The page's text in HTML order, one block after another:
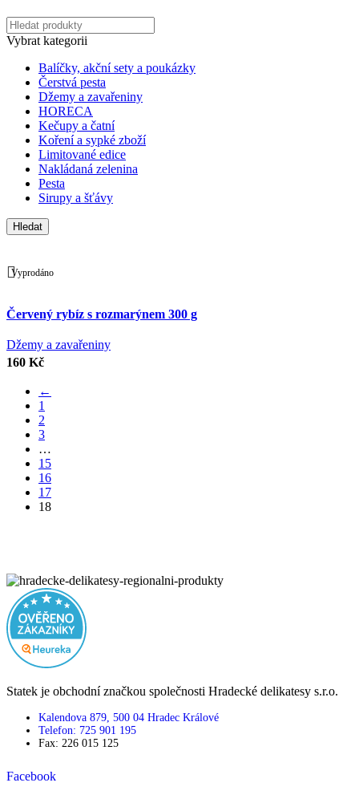
Vybrat kategorii
Balíčky, akční sety a poukázky
Čerstvá pesta
Džemy a zavařeniny
HORECA
Kečupy a čatní
Koření a sypké zboží
Limitované edice
Nakládaná zelenina
Pesta
Sirupy a šťávy
Hledat
Vyprodáno
Rychlý náhled
Přidat k oblíbeným
Červený rybíz s rozmarýnem 300 g
Džemy a zavařeniny
160 Kč
←
1
2
3
…
15
16
17
18
Statek je obchodní značkou společnosti Hradecké delikatesy s.r.o.
Kalendova 879, 500 04 Hradec Králové
Telefon: 725 901 195
Fax: 226 015 125
Facebook